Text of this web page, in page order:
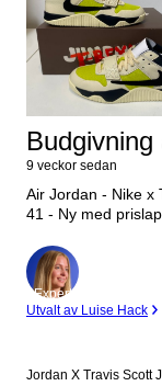
Budgivning
9 veckor sedan
Air Jordan - Nike x
41 - Ny med
Expert
Utvalt av Luise Hack
Jordan X Travis Scott